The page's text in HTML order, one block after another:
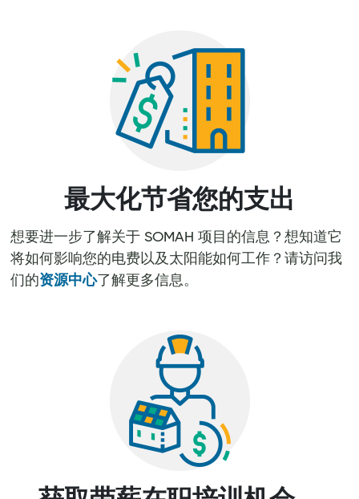
最大化节省您的支出
想要进一步了解关于 SOMAH 项目的信息？想知道它
将如何影响您的电费以及太阳能如何工作？请访问我
们的资源中心了解更多信息。